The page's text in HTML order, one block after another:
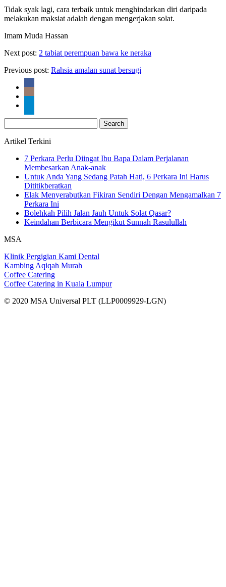
Tidak syak lagi, cara terbaik untuk menghindarkan diri daripada
melakukan maksiat adalah dengan mengerjakan solat.
Imam Muda Hassan
Next post: 2 tabiat perempuan bawa ke neraka
Previous post: Rahsia amalan sunat bersugi
for:
Artikel Terkini
7 Perkara Perlu Diingat Ibu Bapa Dalam Perjalanan
Membesarkan Anak-anak
Untuk Anda Yang Sedang Patah Hati, 6 Perkara Ini Harus
Dititikberatkan
Elak Menyerabutkan Fikiran Sendiri Dengan Mengamalkan 7
Perkara Ini
Bolehkah Pilih Jalan Jauh Untuk Solat Qasar?
Keindahan Berbicara Mengikut Sunnah Rasulullah
MSA
Klinik Pergigian Kami Dental
Kambing Aqiqah Murah
Coffee Catering
Coffee Catering in Kuala Lumpur
© 2020 MSA Universal PLT (LLP0009929-LGN)